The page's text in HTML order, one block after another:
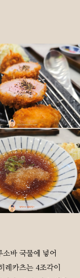
바 국물에 넣어
레카츠는 4조각이